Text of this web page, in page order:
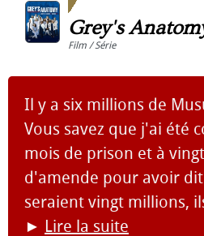
Grey's
Film / Série
Il y a six millions de
Vous savez que j'ai été
mois de prison et à
d'amende pour avoir
seraient vingt millions,
► Lire la suite